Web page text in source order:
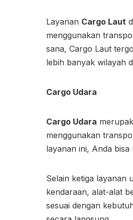
Layanan Cargo Laut
menggunakan
sana, Cargo Laut
lebih banyak wilayah
Cargo Udara
Cargo Udara
menggunakan
layanan ini, Anda
Selain ketiga layanan
kendaraan, alat-alat
sesuai dengan